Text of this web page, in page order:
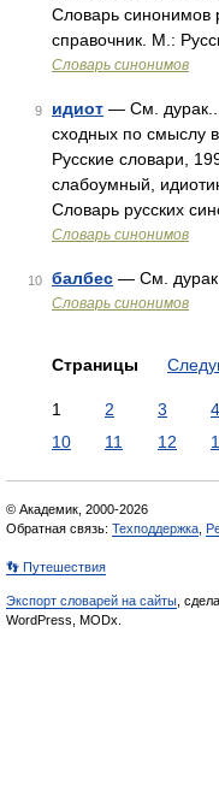
Словарь синонимов
справочник. М.:
Словарь синонимов
9 идиот — См.
сходных по смыслу
Русские словари,
слабоумный,
Словарь русских
Словарь синонимов
10 балбес — См. дурак
Словарь синонимов
Страницы
1 2 3 4
10
11 12
© Академик, 2000-2026
Обратная связь: Техподдержка
👣 Путешествия
Экспорт словарей на сайты ,
WordPress, MODx.